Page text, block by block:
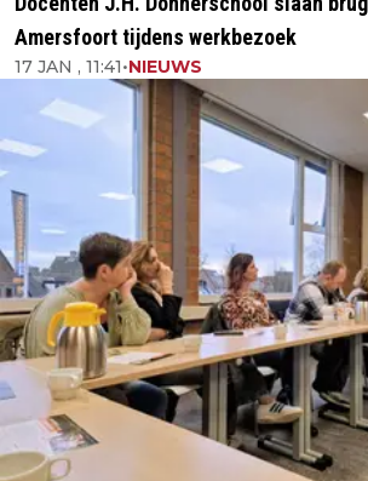
Amersfoort tijdens werkbezoek
17 JAN , 11:41•NIEUWS